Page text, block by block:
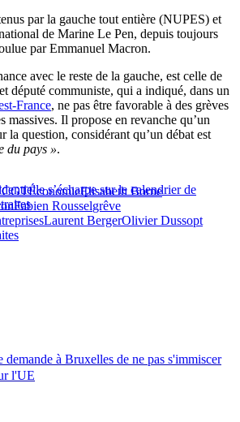
par la gauche tout entière (NUPES) et
de Marine Le Pen, depuis toujours
par Emmanuel Macron.
avec le reste de la gauche, est celle de
député communiste, qui a indiqué, dans un
France, ne pas être favorable à des grèves
massives. Il propose en revanche qu’un
la question, considérant qu’un débat est
du pays ».
s’écharpe sur le calendrier de
CGTÉconomieElisabeth Borne
Fabien Rousselgrêve
Laurent BergerOlivier Dussopt
à Bruxelles de ne pas s'immiscer
l'UE